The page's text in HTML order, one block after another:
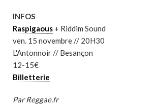
INFOS
Raspigaous + Riddim Sound
ven. 15 novembre // 20H30
L'Antonnoir // Besançon
12-15€
Billetterie
Par Reggae.fr